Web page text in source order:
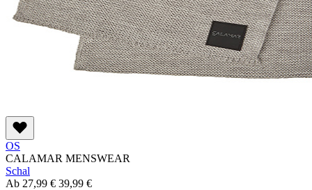
OS
CALAMAR MENSWEAR
Schal
Ab 27,99 € 39,99 €